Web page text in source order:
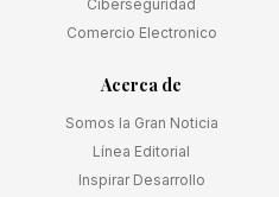
Ciberseguridad
Comercio Electronico
Acerca de
Somos la Gran Noticia
Línea Editorial
Inspirar Desarrollo